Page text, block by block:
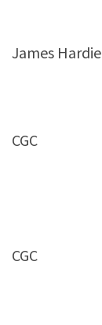
James Hardie
CGC
CGC